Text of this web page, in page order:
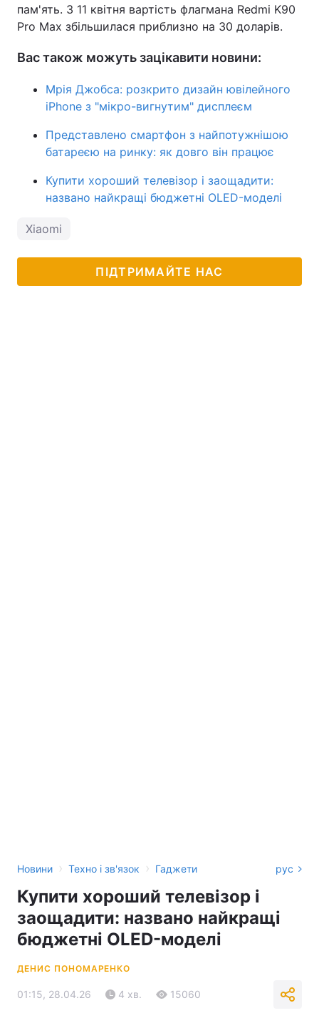
пам'ять. З 11 квітня вартість флагмана Redmi K90
Pro Max збільшилася приблизно на 30 доларів.
Вас також можуть зацікавити новини:
Мрія Джобса: розкрито дизайн ювілейного
iPhone з "мікро-вигнутим" дисплеєм
Представлено смартфон з найпотужнішою
батареєю на ринку: як довго він працює
Купити хороший телевізор і заощадити:
названо найкращі бюджетні OLED-моделі
Xiaomi
ПІДТРИМАЙТЕ НАС
Новини › Техно і зв'язок › Гаджети рус
Купити хороший телевізор і
заощадити: названо найкращі
бюджетні OLED-моделі
ДЕНИС ПОНОМАРЕНКО
01:15, 28.04.26 4 хв. 15060